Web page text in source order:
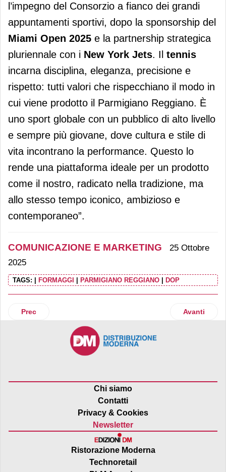
l’impegno del Consorzio a fianco dei grandi
appuntamenti sportivi, dopo la sponsorship del
Miami Open 2025 e la partnership strategica
pluriennale con i New York Jets. Il tennis
incarna disciplina, eleganza, precisione e
rispetto: tutti valori che rispecchiano il modo in
cui viene prodotto il Parmigiano Reggiano. È
uno sport globale con un pubblico di alto livello
e sempre più giovane, dove cultura e stile di
vita incontrano la performance. Questo lo
rende una piattaforma ideale per un prodotto
come il nostro, radicato nella tradizione, ma
allo stesso tempo iconico, ambizioso e
contemporaneo”.
COMUNICAZIONE E MARKETING
25 Ottobre
2025
TAGS: FORMAGGI PARMIGIANO REGGIANO DOP
Articolo precedente: Acqua Minerale San Benedetto corre
Prec Articolo
Avanti
Chi siamo
Contatti
Privacy & Cookies
Newsletter
Ristorazione Moderna
Technoretail